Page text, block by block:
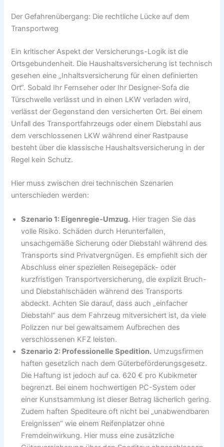
Der Gefahrenübergang: Die rechtliche Lücke auf dem
Transportweg
Ein kritischer Aspekt der Versicherungs-Logik ist die
Ortsgebundenheit. Die Haushaltsversicherung ist technisch
gesehen eine „Inhaltsversicherung für einen definierten
Ort“. Sobald Ihr Fernseher oder Ihr Designer-Sofa die
Türschwelle verlässt und in einen LKW verladen wird,
verlässt der Gegenstand den versicherten Ort. Bei einem
Unfall des Transportfahrzeugs oder einem Diebstahl aus
dem verschlossenen LKW während einer Rastpause
besteht über die klassische Haushaltsversicherung in der
Regel kein Schutz.
Hier muss zwischen drei technischen Szenarien
unterschieden werden:
Szenario 1: Eigenregie-Umzug. Hier tragen Sie das
volle Risiko. Schäden durch Herunterfallen,
unsachgemäße Sicherung oder Diebstahl während des
Transports sind Privatvergnügen. Es empfiehlt sich der
Abschluss einer speziellen Reisegepäck- oder
kurzfristigen Transportversicherung, die explizit Bruch-
und Diebstahlschäden während des Transports
abdeckt. Achten Sie darauf, dass auch „einfacher
Diebstahl“ aus dem Fahrzeug mitversichert ist, da viele
Polizzen nur bei gewaltsamem Aufbrechen des
verschlossenen KFZ leisten.
Szenario 2: Professionelle Spedition. Umzugsfirmen
haften gesetzlich nach dem Güterbeförderungsgesetz.
Die Haftung ist jedoch auf ca. 620 € pro Kubikmeter
begrenzt. Bei einem hochwertigen PC-System oder
einer Kunstsammlung ist dieser Betrag lächerlich gering.
Zudem haften Spediteure oft nicht bei „unabwendbaren
Ereignissen“ wie einem Reifenplatzer ohne
Fremdeinwirkung. Hier muss eine zusätzliche